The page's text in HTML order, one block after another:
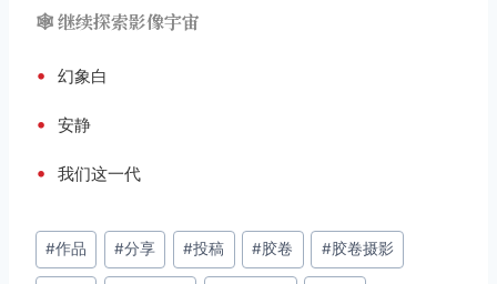
🕸️ 继续探索影像宇宙
• 幻象白
• 安静
• 我们这一代
文
章
#作品 #分享 #投稿 #胶卷 #胶卷摄影